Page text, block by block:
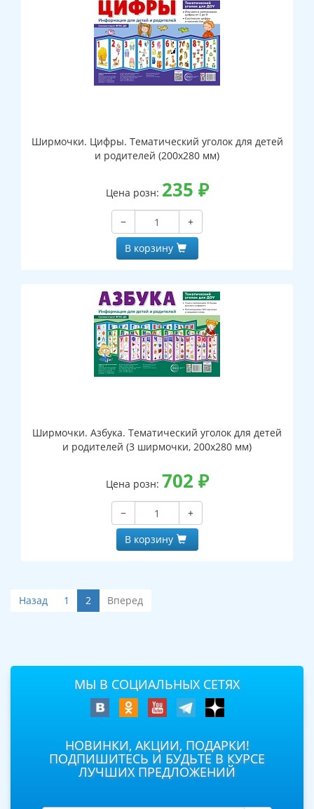
Ширмочки. Цифры. Тематический уголок для детей
и родителей (200х280 мм)
Цена розн: 235 ₽
−
+
В корзину
Ширмочки. Азбука. Тематический уголок для детей
и родителей (3 ширмочки, 200х280 мм)
Цена розн: 702 ₽
−
+
В корзину
Назад 1 2 Вперед
МЫ В СОЦИАЛЬНЫХ СЕТЯХ
НОВИНКИ, АКЦИИ, ПОДАРКИ!
ПОДПИШИТЕСЬ И БУДЬТЕ В КУРСЕ
ЛУЧШИХ ПРЕДЛОЖЕНИЙ